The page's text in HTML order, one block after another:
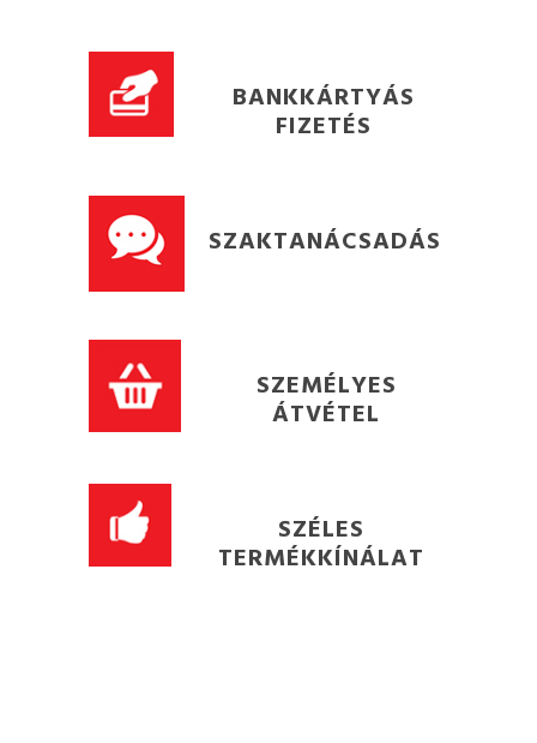
BANKKÁRTYÁS
FIZETÉS
SZAKTANÁCSADÁS
SZEMÉLYES
ÁTVÉTEL
SZÉLES
TERMÉKKÍNÁLAT